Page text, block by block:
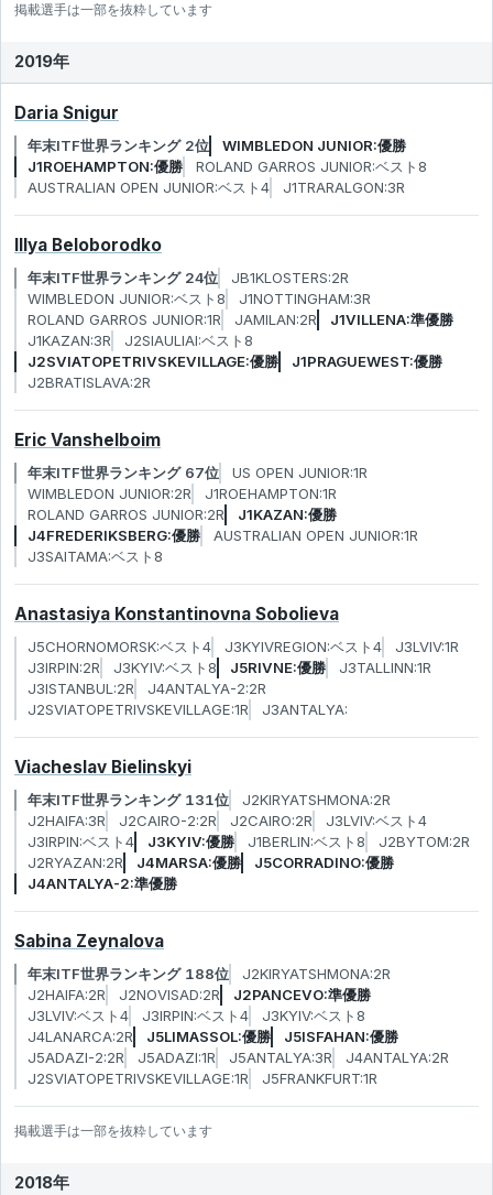
掲載選手は一部を抜粋しています
2019年
Daria Snigur
年末ITF世界ランキング 2位
WIMBLEDON JUNIOR:優勝
J1ROEHAMPTON:優勝
ROLAND GARROS JUNIOR:ベスト8
AUSTRALIAN OPEN JUNIOR:ベスト4
J1TRARALGON:3R
Illya Beloborodko
年末ITF世界ランキング 24位
JB1KLOSTERS:2R
WIMBLEDON JUNIOR:ベスト8
J1NOTTINGHAM:3R
ROLAND GARROS JUNIOR:1R
JAMILAN:2R
J1VILLENA:準優勝
J1KAZAN:3R
J2SIAULIAI:ベスト8
J2SVIATOPETRIVSKEVILLAGE:優勝
J1PRAGUEWEST:優勝
J2BRATISLAVA:2R
Eric Vanshelboim
年末ITF世界ランキング 67位
US OPEN JUNIOR:1R
WIMBLEDON JUNIOR:2R
J1ROEHAMPTON:1R
ROLAND GARROS JUNIOR:2R
J1KAZAN:優勝
J4FREDERIKSBERG:優勝
AUSTRALIAN OPEN JUNIOR:1R
J3SAITAMA:ベスト8
Anastasiya Konstantinovna Sobolieva
J5CHORNOMORSK:ベスト4 J3KYIVREGION:ベスト4
J3LVIV:1R
J3IRPIN:2R
J3KYIV:ベスト8 J5RIVNE:優勝
J3TALLINN:1R
J3ISTANBUL:2R
J4ANTALYA-2:2R
J2SVIATOPETRIVSKEVILLAGE:1R
J3ANTALYA:
Viacheslav Bielinskyi
年末ITF世界ランキング 131位
J2KIRYATSHMONA:2R
J2HAIFA:3R
J2CAIRO-2:2R J2CAIRO:2R
J3LVIV:ベスト4
J3IRPIN:ベスト4
J3KYIV:優勝 J1BERLIN:ベスト8
J2BYTOM:2R
J2RYAZAN:2R
J4MARSA:優勝
J5CORRADINO:優勝
J4ANTALYA-2:準優勝
Sabina Zeynalova
年末ITF世界ランキング 188位
J2KIRYATSHMONA:2R
J2HAIFA:2R
J2NOVISAD:2R
J2PANCEVO:準優勝
J3LVIV:ベスト4
J3IRPIN:ベスト4
J3KYIV:ベスト8
J4LANARCA:2R
J5LIMASSOL:優勝
J5ISFAHAN:優勝
J5ADAZI-2:2R
J5ADAZI:1R J5ANTALYA:3R
J4ANTALYA:2R
J2SVIATOPETRIVSKEVILLAGE:1R
J5FRANKFURT:1R
掲載選手は一部を抜粋しています
2018年